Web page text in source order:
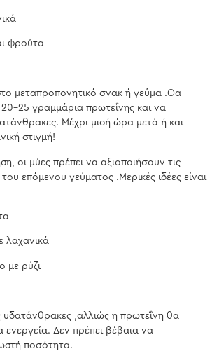
φρούτα
μεταπροπονητικό σνακ ή γεύμα .Θα
20-25 γραμμάρια πρωτεΐνης και να
Μέχρι μισή ώρα μετά ή και
στιγμή!
οι μύες πρέπει να αξιοποιήσουν τις
επόμενου γεύματος .Μερικές ιδέες είναι
λαχανικά
με ρύζι
,αλλιώς η πρωτεΐνη θα
ενεργεία. Δεν πρέπει βέβαια να
ποσότητα.